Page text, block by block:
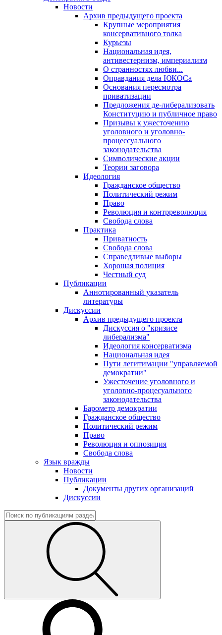
Новости
Архив предыдущего проекта
Крупные мероприятия
консервативного толка
Курьезы
Национальная идея,
антивестернизм, империализм
О странностях любви...
Оправдания дела ЮКОСа
Основания пересмотра
приватизации
Предложения де-либерализовать
Конституцию и публичное право
Призывы к ужесточению
уголовного и уголовно-
процессуального
законодательства
Символические акции
Теории заговора
Идеология
Гражданское общество
Политический режим
Право
Революция и контрреволюция
Свобода слова
Практика
Приватность
Свобода слова
Справедливые выборы
Хорошая полиция
Честный суд
Публикации
Аннотированный указатель
литературы
Дискуссии
Архив предыдущего проекта
Дискуссия о "кризисе
либерализма"
Идеология консерватизма
Национальная идея
Пути легитимации "управляемой
демократии"
Ужесточение уголовного и
уголовно-процесуального
законодательства
Барометр демократии
Гражданское общество
Политический режим
Право
Революция и оппозиция
Свобода слова
Язык вражды
Новости
Публикации
Документы других организаций
Дискуссии